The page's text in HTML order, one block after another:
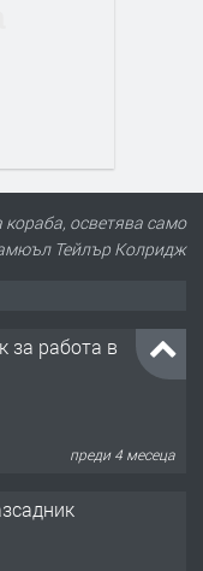
осветява само
Тейлър Колридж
за работа в
преди 4 месеца